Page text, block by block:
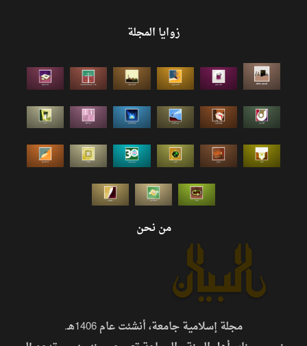
زوايا المجلة
من نحن
مجلة إسلامية جامعة، أنشئت عام 1406هـ.